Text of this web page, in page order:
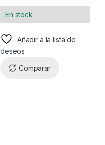
En stock
Añadir a la lista de
deseos
Comparar